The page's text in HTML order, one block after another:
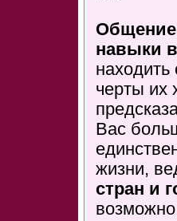
Общение
навыки
черты их
Вас
жизни,
стран и